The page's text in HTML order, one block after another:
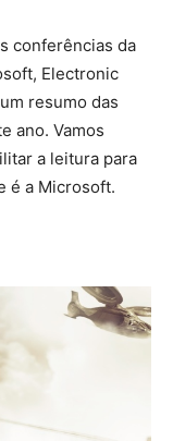
conferências da
Electronic
resumo das
ano. Vamos
a leitura para
é a Microsoft.